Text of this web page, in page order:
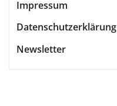
Impressum
Datenschutzerklärung
Newsletter